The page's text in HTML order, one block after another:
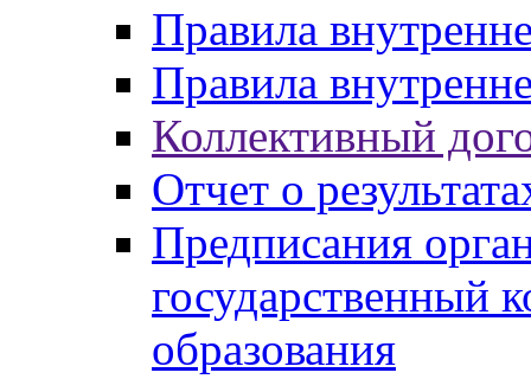
Правила
Правила
Коллективный
Отчет о
Предписания
государственный
образования